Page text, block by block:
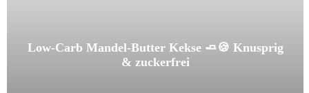
Low-Carb Mandel-Butter Kekse 🧈🍪 Knusprig
& zuckerfrei